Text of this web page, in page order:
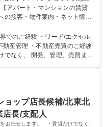
の接客・物件案内・ネット情報
撮り・契約書作成・契約から
心者の方でも業務内容は丁寧に
ご安心下さい。【サービス】
でのご経験 ・ワード/エクセル
動産管理 ・不動産売買のご経験
理、売買まで
から、街づくり貢献のため、ノ
ーツチームのスポンサーや寄
として、これからも地域の役に
運転免許普通自動車
ョップ店長候補/北東北
長/支配人
お任せします。 ・賃貸だけでなく、